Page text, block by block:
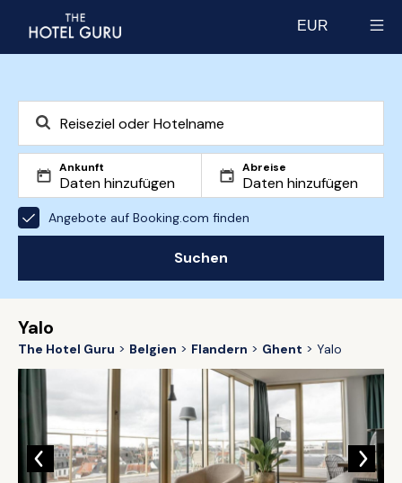
EUR
Ankunft Abreise
Angebote auf Booking.com finden
Suchen
Yalo
The Hotel Guru Belgien Flandern Ghent Yalo